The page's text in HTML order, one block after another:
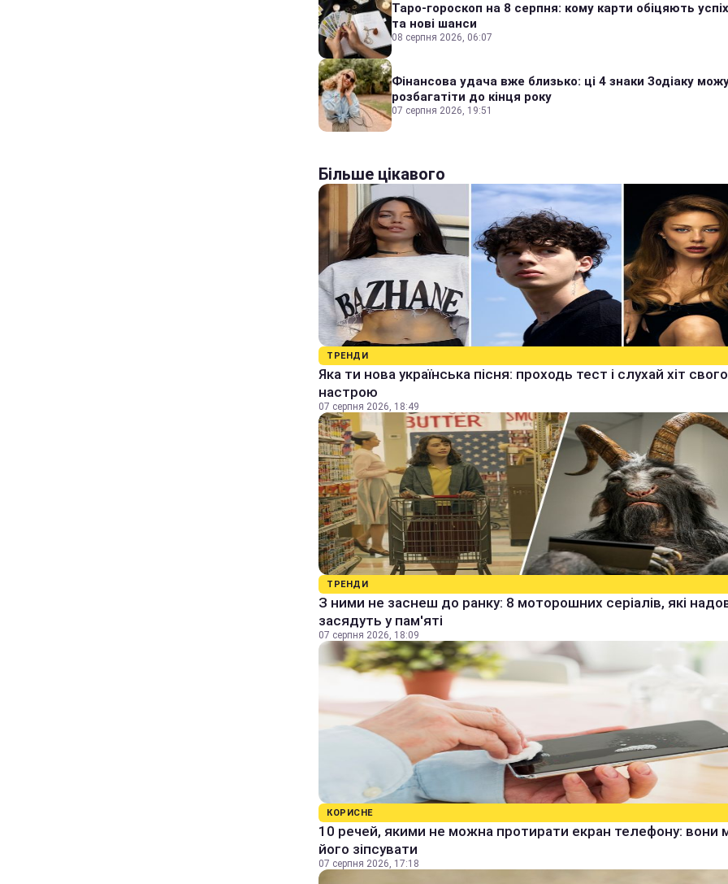
Таро-гороскоп на 8 серпня: кому карти обіцяють
та нові шанси
08 серпня 2026, 06:07
Фінансова удача вже близько: ці 4 знаки Зодіаку
розбагатіти до кінця року
07 серпня 2026, 19:51
Більше цікавого
ТРЕНДИ
Яка ти нова українська пісня: проходь тест і слухай хіт свого
настрою
07 серпня 2026, 18:49
ТРЕНДИ
З ними не заснеш до ранку: 8 моторошних серіалів, які
засядуть у пам'яті
07 серпня 2026, 18:09
КОРИСНЕ
10 речей, якими не можна протирати екран телефону: вони
його зіпсувати
07 серпня 2026, 17:18